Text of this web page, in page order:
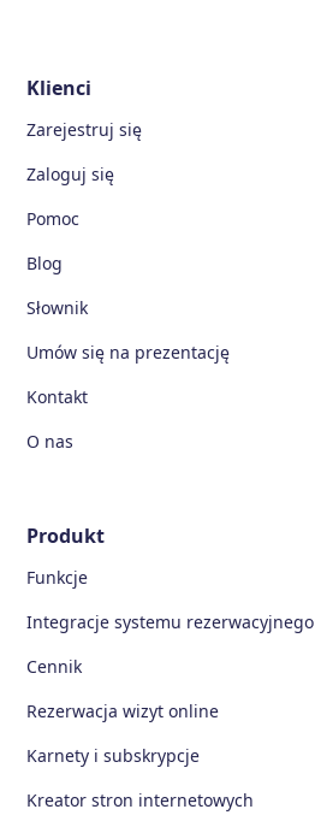
Klienci
Zarejestruj się
Zaloguj się
Pomoc
Blog
Słownik
Umów się na prezentację
Kontakt
O nas
Produkt
Funkcje
Integracje systemu rezerwacyjnego
Cennik
Rezerwacja wizyt online
Karnety i subskrypcje
Kreator stron internetowych